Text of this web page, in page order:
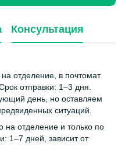
Консультация
отделение, в почтомат
отправки: 1–3 дня.
день, но оставляем
ситуаций.
на отделение и только по
1–7 дней, зависит от